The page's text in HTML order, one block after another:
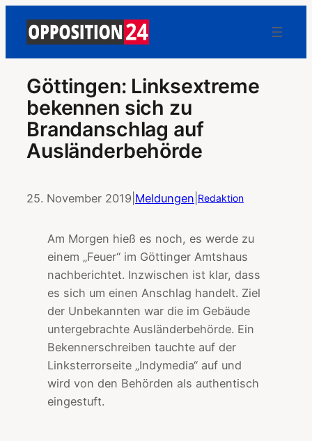
Göttingen: Linksextreme
bekennen sich zu
Brandanschlag auf
Ausländerbehörde
25. November 2019 Meldungen Redaktion
Am Morgen hieß es noch, es werde zu
einem „Feuer“ im Göttinger Amtshaus
nachberichtet. Inzwischen ist klar, dass
es sich um einen Anschlag handelt. Ziel
der Unbekannten war die im Gebäude
untergebrachte Ausländerbehörde. Ein
Bekennerschreiben tauchte auf der
Linksterrorseite „Indymedia“ auf und
wird von den Behörden als authentisch
eingestuft.